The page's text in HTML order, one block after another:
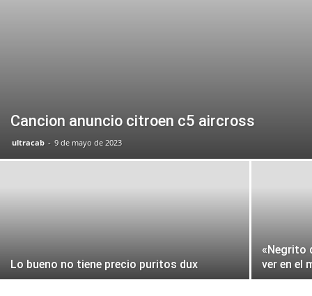
Cancion anuncio citroen c5 aircross
ultracab - 9 de mayo de 2023
Lo bueno no tiene precio puritos dux
«Negrito
ver en el